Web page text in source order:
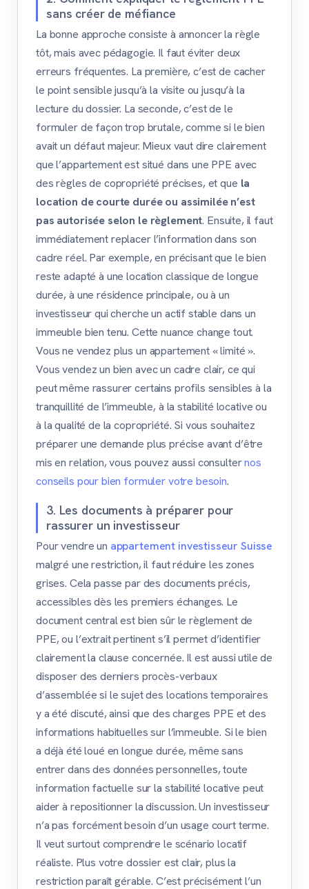
sans créer de méfiance
La bonne approche consiste à annoncer la règle
tôt, mais avec pédagogie. Il faut éviter deux
erreurs fréquentes. La première, c’est de cacher
le point sensible jusqu’à la visite ou jusqu’à la
lecture du dossier. La seconde, c’est de le
formuler de façon trop brutale, comme si le bien
avait un défaut majeur. Mieux vaut dire clairement
que l’appartement est situé dans une PPE avec
des règles de copropriété précises, et que la
location de courte durée ou assimilée n’est
pas autorisée selon le règlement. Ensuite, il faut
immédiatement replacer l’information dans son
cadre réel. Par exemple, en précisant que le bien
reste adapté à une location classique de longue
durée, à une résidence principale, ou à un
investisseur qui cherche un actif stable dans un
immeuble bien tenu. Cette nuance change tout.
Vous ne vendez plus un appartement « limité ».
Vous vendez un bien avec un cadre clair, ce qui
peut même rassurer certains profils sensibles à la
tranquillité de l’immeuble, à la stabilité locative ou
à la qualité de la copropriété. Si vous souhaitez
préparer une demande plus précise avant d’être
mis en relation, vous pouvez aussi consulternos
conseils pour bien formuler votre besoin.
3. Les documents à préparer pour
rassurer un investisseur
Pour vendre un appartement investisseur Suisse
malgré une restriction, il faut réduire les zones
grises. Cela passe par des documents précis,
accessibles dès les premiers échanges. Le
document central est bien sûr le règlement de
PPE, ou l’extrait pertinent s’il permet d’identifier
clairement la clause concernée. Il est aussi utile de
disposer des derniers procès-verbaux
d’assemblée si le sujet des locations temporaires
y a été discuté, ainsi que des charges PPE et des
informations habituelles sur l’immeuble. Si le bien
a déjà été loué en longue durée, même sans
entrer dans des données personnelles, toute
information factuelle sur la stabilité locative peut
aider à repositionner la discussion. Un investisseur
n’a pas forcément besoin d’un usage court terme.
Il veut surtout comprendre le scénario locatif
réaliste. Plus votre dossier est clair, plus la
restriction paraît gérable. C’est précisément l’un